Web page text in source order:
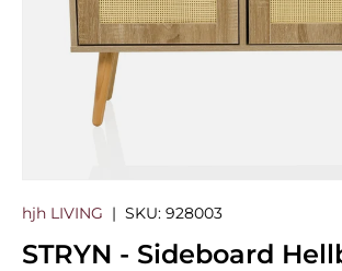
hjh LIVING | SKU: 928003
STRYN - Sideboard